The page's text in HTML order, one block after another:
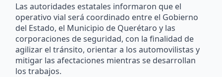
Las autoridades estatales informaron que el
operativo vial será coordinado entre el Gobierno
del Estado, el Municipio de Querétaro y las
corporaciones de seguridad, con la finalidad de
agilizar el tránsito, orientar a los automovilistas y
mitigar las afectaciones mientras se desarrollan
los trabajos.